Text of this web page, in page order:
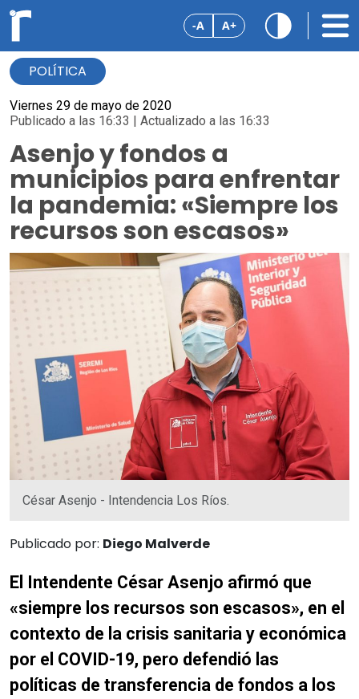
-A A+
POLÍTICA
Viernes 29 de mayo de 2020
Publicado a las 16:33 | Actualizado a las 16:33
Asenjo y fondos a
municipios para enfrentar
la pandemia: «Siempre los
recursos son escasos»
César Asenjo - Intendencia Los Ríos.
Publicado por: Diego Malverde
El Intendente César Asenjo afirmó que
«siempre los recursos son escasos», en el
contexto de la crisis sanitaria y económica
por el COVID-19, pero defendió las
políticas de transferencia de fondos a los